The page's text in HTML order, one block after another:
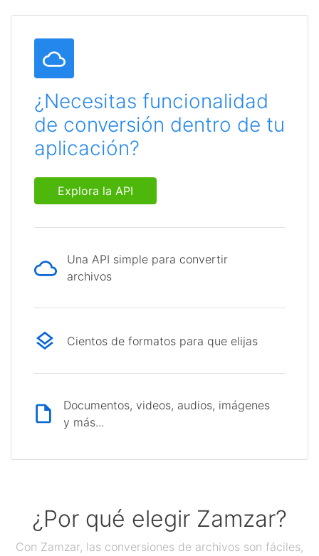
¿Necesitas funcionalidad
de conversión dentro de tu
aplicación?
Explora la API
Una API simple para convertir
archivos
Cientos de formatos para que elijas
Documentos, videos, audios, imágenes
y más...
¿Por qué elegir Zamzar?
Con Zamzar, las conversiones de archivos son fáciles,